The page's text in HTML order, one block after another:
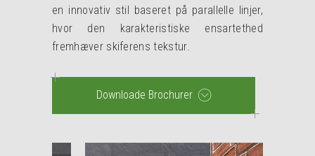
en innovativ stil baseret på parallelle linjer,
hvor den karakteristiske ensartethed
fremhæver skiferens tekstur.
Downloade Brochurer